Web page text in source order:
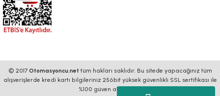
© 2017 Otomasyoncu.net tüm hakları saklıdır. Bu sitede yapacağınız tüm
alışverişlerde kredi kartı bilgileriniz 256bit yüksek güvenlikli SSL sertifikası ile
%100 güven altındadır.